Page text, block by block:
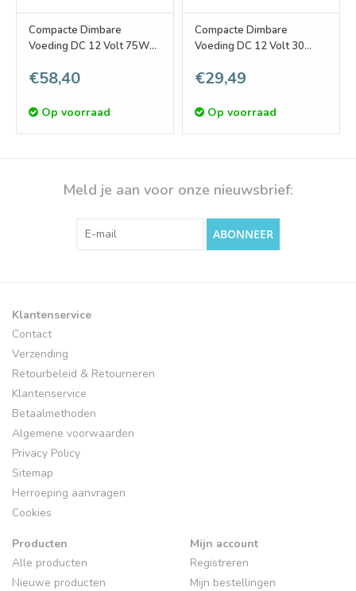
Compacte Dimbare
Voeding DC 12 Volt 75W
€58,40
Op voorraad
Compacte Dimbare
Voeding DC 12 Volt 30
€29,49
Op voorraad
Meld je aan voor onze nieuwsbrief:
ABONNEER
Klantenservice
Contact
Verzending
Retourbeleid & Retourneren
Klantenservice
Betaalmethoden
Algemene voorwaarden
Privacy Policy
Sitemap
Herroeping aanvragen
Cookies
Producten
Alle producten
Nieuwe producten
Mijn account
Registreren
Mijn bestellingen